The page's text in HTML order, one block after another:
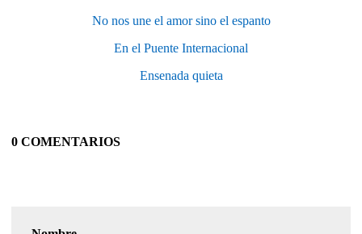
No nos une el amor sino el espanto
En el Puente Internacional
Ensenada quieta
0 COMENTARIOS